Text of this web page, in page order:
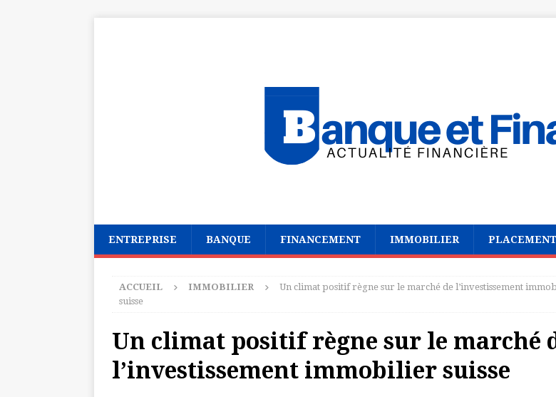
ENTREPRISE BANQUE FINANCEMENT IMMOBILIER PLACEMENT
ACCUEIL IMMOBILIER
Un climat positif règne sur le marché de l’investissement
suisse
Un climat positif règne sur le marché
l’investissement immobilier suisse